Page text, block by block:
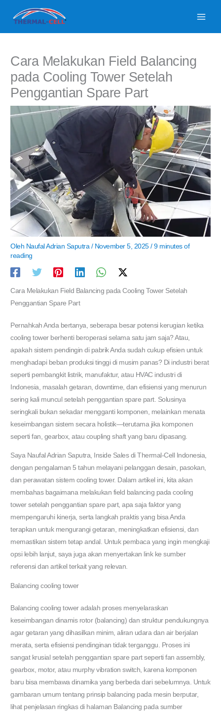
Cara Melakukan Field Balancing
pada Cooling Tower Setelah
Penggantian Spare Part
Oleh Naufal Adrian Saputra / November 5, 2025/9 minutes of
reading
Cara Melakukan Field Balancing pada Cooling Tower Setelah
Penggantian Spare Part
Pernahkah Anda bertanya, seberapa besar potensi kerugian ketika
cooling tower berhenti beroperasi selama satu jam saja? Atau,
apakah sistem pendingin di pabrik Anda sudah cukup efisien untuk
menghadapi beban produksi tinggi di musim panas? Di industri berat
seperti pembangkit listrik, manufaktur, atau HVAC industri di
Indonesia, masalah getaran, downtime, dan efisiensi yang menurun
sering kali muncul setelah penggantian spare part. Solusinya
seringkali bukan sekadar mengganti komponen, melainkan menata
keseimbangan sistem secara holistik—terutama jika komponen
seperti fan, gearbox, atau coupling shaft yang baru dipasang.
Saya Naufal Adrian Saputra, Inside Sales di Thermal-Cell Indonesia,
dengan pengalaman 5 tahun melayani pelanggan desain, pasokan,
dan perawatan sistem cooling tower. Dalam artikel ini, kita akan
membahas bagaimana melakukan field balancing pada cooling
tower setelah penggantian spare part, apa saja faktor yang
mempengaruhi kinerja, serta langkah praktis yang bisa Anda
terapkan untuk mengurangi getaran, meningkatkan efisiensi, dan
memastikan sistem tetap andal. Untuk pembaca yang ingin mengkaji
opsi lebih lanjut, saya juga akan menyertakan link ke sumber
referensi dan artikel terkait yang relevan.
Balancing cooling tower
Balancing cooling tower adalah proses menyelaraskan
keseimbangan dinamis rotor (balancing) dan struktur pendukungnya
agar getaran yang dihasilkan minim, aliran udara dan air berjalan
merata, serta efisiensi pendinginan tidak terganggu. Proses ini
sangat krusial setelah penggantian spare part seperti fan assembly,
gearbox, motor, atau murphy vibration switch, karena komponen
baru bisa membawa dinamika yang berbeda dari sebelumnya. Untuk
gambaran umum tentang prinsip balancing pada mesin berputar,
lihat penjelasan ringkas di halaman Balancing pada sumber